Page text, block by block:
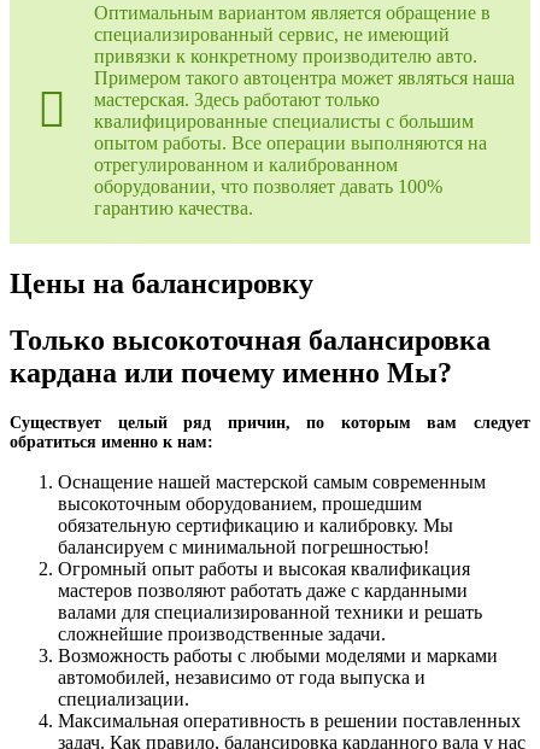
Оптимальным вариантом является обращение в
специализированный сервис, не имеющий
привязки к конкретному производителю авто.
Примером такого автоцентра может являться наша
мастерская. Здесь работают только
квалифицированные специалисты с большим
опытом работы. Все операции выполняются на
отрегулированном и калиброванном
оборудовании, что позволяет давать 100%
гарантию качества.
Цены на балансировку
Только высокоточная балансировка
кардана или почему именно Мы?
Существует целый ряд причин, по которым вам следует
обратиться именно к нам:
Оснащение нашей мастерской самым современным
высокоточным оборудованием, прошедшим
обязательную сертификацию и калибровку. Мы
балансируем с минимальной погрешностью!
Огромный опыт работы и высокая квалификация
мастеров позволяют работать даже с карданными
валами для специализированной техники и решать
сложнейшие производственные задачи.
Возможность работы с любыми моделями и марками
автомобилей, независимо от года выпуска и
специализации.
Максимальная оперативность в решении поставленных
задач. Как правило, балансировка карданного вала у нас